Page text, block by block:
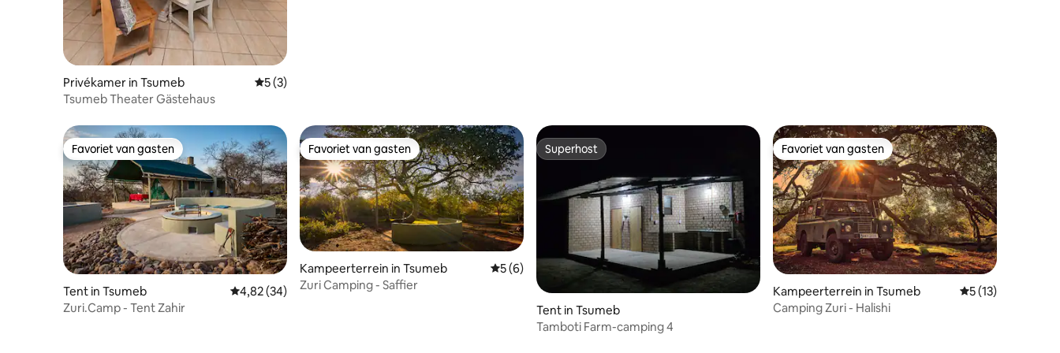
Privékamer in Tsumeb Gemiddelde beoordeling van 5 op 5, 3 recensies
5 (3)
Tsumeb Theater Gästehaus
Favoriet van gasten
Favoriet van gasten
Tent in Tsumeb Gemiddelde beoordeling van 4,82 op 5, 34 recensies
4,82 (34)
Zuri.Camp - Tent Zahir
Favoriet van gasten
Favoriet van gasten
Kampeerterrein in Tsumeb Gemiddelde beoordeling van 5 op 5, 6 recensies
5 (6)
Zuri Camping - Saffier
Superhost
Superhost
Tent in Tsumeb
Tamboti Farm-camping 4
Favoriet van gasten
Favoriet van gasten
Kampeerterrein in Tsumeb Gemiddelde
5 (13)
Camping Zuri - Halishi